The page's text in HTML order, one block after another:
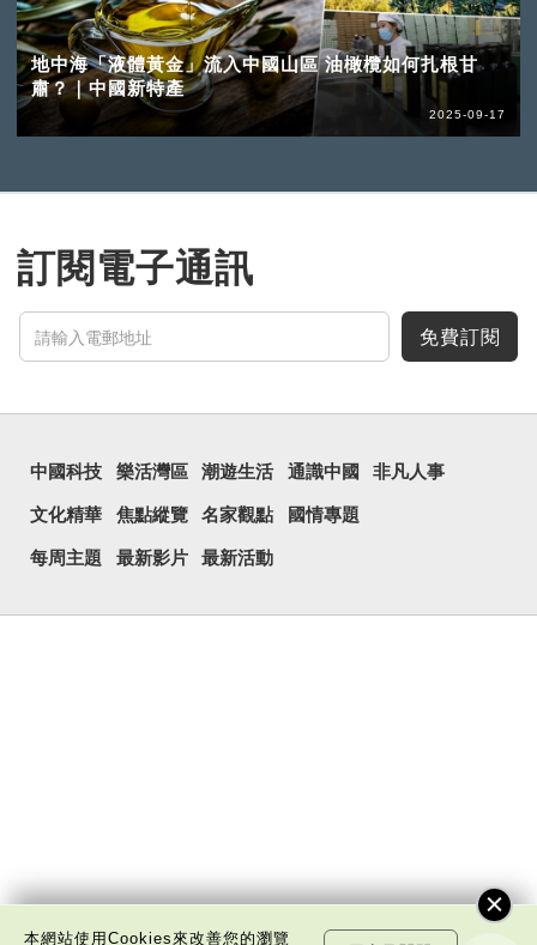
地中海「液體黃金」流入中國山區 油橄欖如何扎根甘
肅？｜中國新特產
2025-09-17
訂閱電子通訊
免費訂閱
中國科技 樂活灣區 潮遊生活 通識中國 非凡人事
文化精華 焦點縱覽 名家觀點 國情專題
每周主題 最新影片 最新活動
本網站使用Cookies來改善您的瀏覽